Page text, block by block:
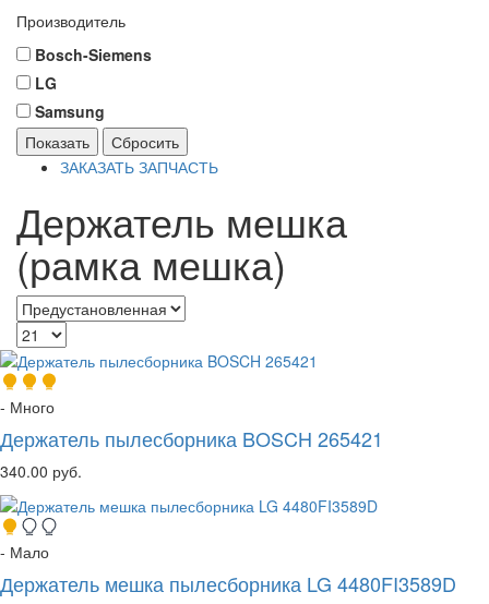
Производитель
Bosch-Siemens
LG
Samsung
Показать
Сбросить
ЗАКАЗАТЬ ЗАПЧАСТЬ
Держатель мешка
(рамка мешка)
- Много
Держатель пылесборника BOSCH 265421
340.00 руб.
- Мало
Держатель мешка пылесборника LG 4480FI3589D